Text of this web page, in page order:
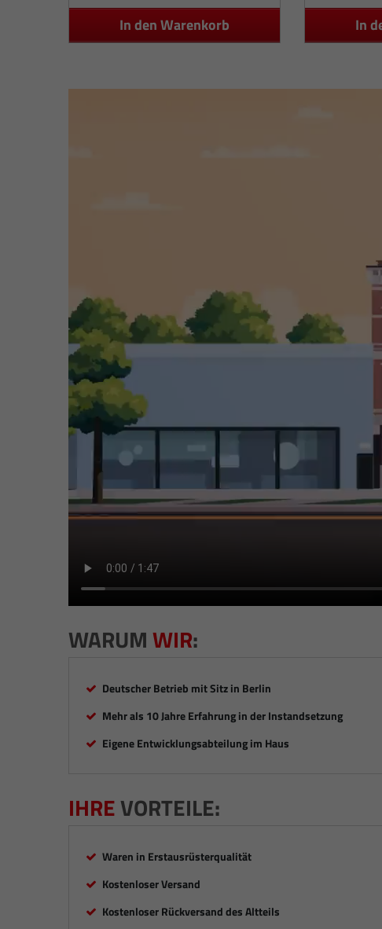
In den Warenkorb In
WARUMWIR:
Deutscher Betrieb mit Sitz in Berlin
Mehr als 10 Jahre Erfahrung in der Instandsetzung
Eigene Entwicklungsabteilung im Haus
IHREVORTEILE:
Waren in Erstausrüsterqualität
Kostenloser Versand
Kostenloser Rückversand des Altteils